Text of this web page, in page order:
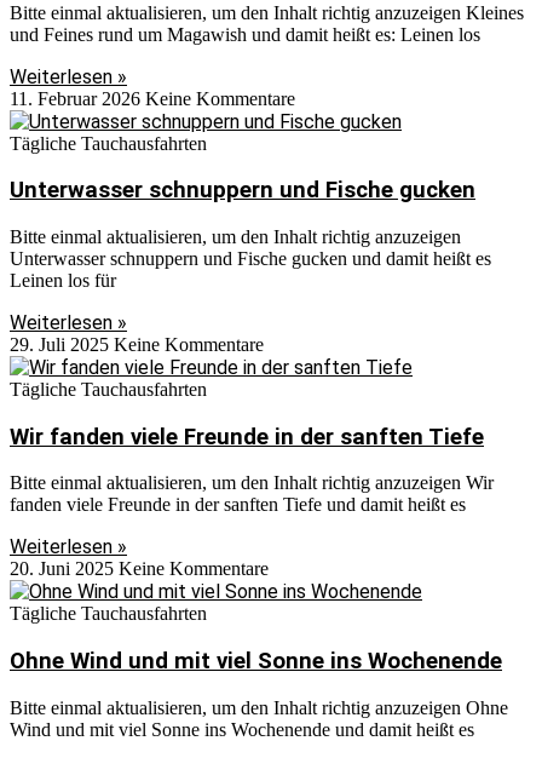
Bitte einmal aktualisieren, um den Inhalt richtig anzuzeigen Kleines
und Feines rund um Magawish und damit heißt es: Leinen los
Weiterlesen »
11. Februar 2026 Keine Kommentare
Tägliche Tauchausfahrten
Unterwasser schnuppern und Fische gucken
Bitte einmal aktualisieren, um den Inhalt richtig anzuzeigen
Unterwasser schnuppern und Fische gucken und damit heißt es
Leinen los für
Weiterlesen »
29. Juli 2025 Keine Kommentare
Tägliche Tauchausfahrten
Wir fanden viele Freunde in der sanften Tiefe
Bitte einmal aktualisieren, um den Inhalt richtig anzuzeigen Wir
fanden viele Freunde in der sanften Tiefe und damit heißt es
Weiterlesen »
20. Juni 2025 Keine Kommentare
Tägliche Tauchausfahrten
Ohne Wind und mit viel Sonne ins Wochenende
Bitte einmal aktualisieren, um den Inhalt richtig anzuzeigen Ohne
Wind und mit viel Sonne ins Wochenende und damit heißt es